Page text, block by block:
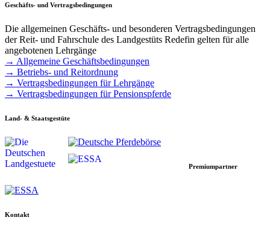
Geschäfts- und Vertragsbedingungen
Die allgemeinen Geschäfts- und besonderen Vertragsbedingungen
der Reit- und Fahrschule des Landgestüts Redefin gelten für alle
angebotenen Lehrgänge
→ Allgemeine Geschäftsbedingungen
→ Betriebs- und Reitordnung
→ Vertragsbedingungen für Lehrgänge
→ Vertragsbedingungen für Pensionspferde
Land- & Staatsgestüte
Premiumpartner
Kontakt